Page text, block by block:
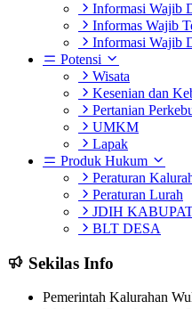
Informasi Wajib
Informas Wajib
Informasi Wajib
Potensi
Wisata
Kesenian dan
Pertanian
UMKM
Lapak
Produk Hukum
Peraturan
Peraturan Lurah
JDIH
BLT DESA
Sekilas Info
Pemerintah Kalurahan